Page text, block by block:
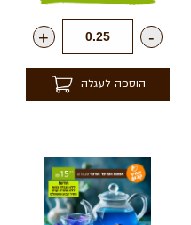
-
+
הוספה לעגלה